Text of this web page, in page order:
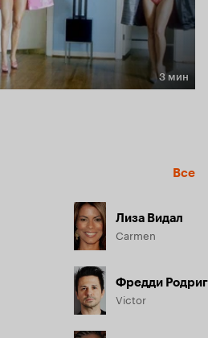
3 мин
Все
Лиза Видал
Carmen
Фредди
Victor